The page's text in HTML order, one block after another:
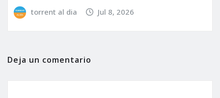
torrent al dia Jul 8, 2026
Deja un comentario